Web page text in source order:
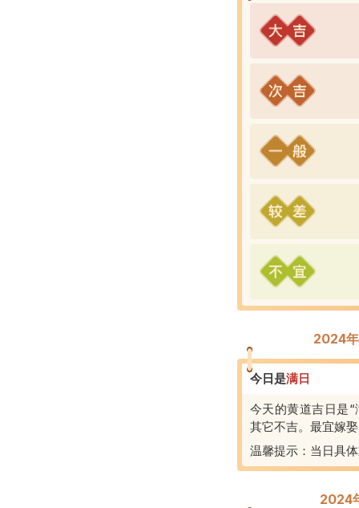
2024
今日是满 日
今天的黄道吉日是
其它不吉。最宜嫁
温馨提示：当日具
2024